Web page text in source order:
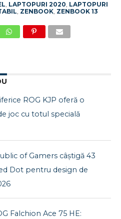
, LAPTOPURI 2020, LAPTOPURI
, ZENBOOK, ZENBOOK 13
ROG KJP oferă o
joc cu totul specială
of Gamers câștigă 43
Dot pentru design de
Falchion Ace 75 HE: